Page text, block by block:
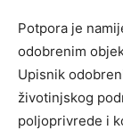
Potpora je
odobrenim
Upisnik
životinjskog
poljoprivrede i